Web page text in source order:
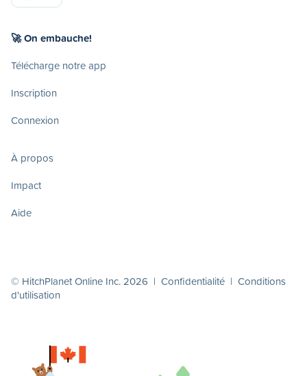
🚀 On embauche!
Télécharge notre app
Inscription
Connexion
À propos
Impact
Aide
© HitchPlanet Online Inc. 2026 | Confidentialité | Conditions
d'utilisation